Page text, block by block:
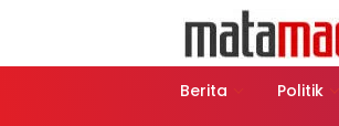
Berita
Politik